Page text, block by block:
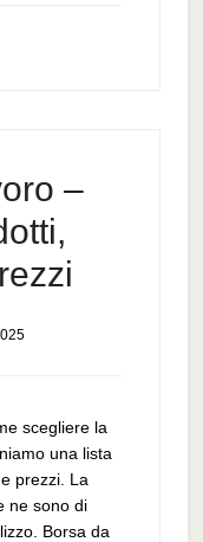
–
scegliere la
una lista
prezzi. La
ne sono di
Borsa da